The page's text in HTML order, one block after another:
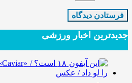
جدیدترین‌ اخبار ورزشی